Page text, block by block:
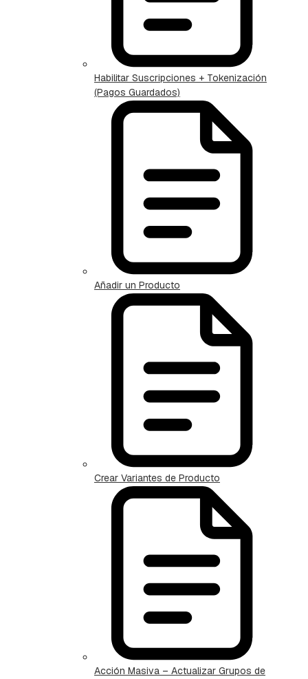
Habilitar Suscripciones + Tokenización
(Pagos Guardados)
Añadir un Producto
Crear Variantes de Producto
Acción Masiva – Actualizar Grupos de